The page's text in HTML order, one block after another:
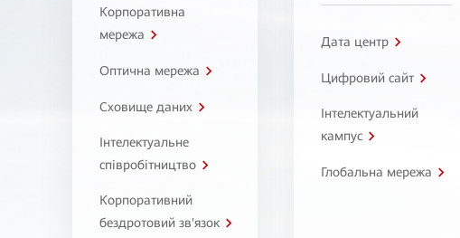
Корпоративна
мережа
Оптична мережа
Сховище даних
Інтелектуальне
співробітництво
Корпоративний
бездротовий зв'язок
Дата центр
Цифровий сайт
Інтелектуальний
кампус
Глобальна мережа